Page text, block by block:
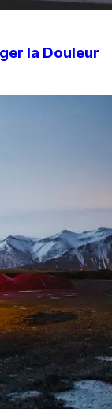
la Douleur